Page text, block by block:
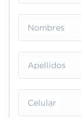
Nombres
Apellidos
Celular